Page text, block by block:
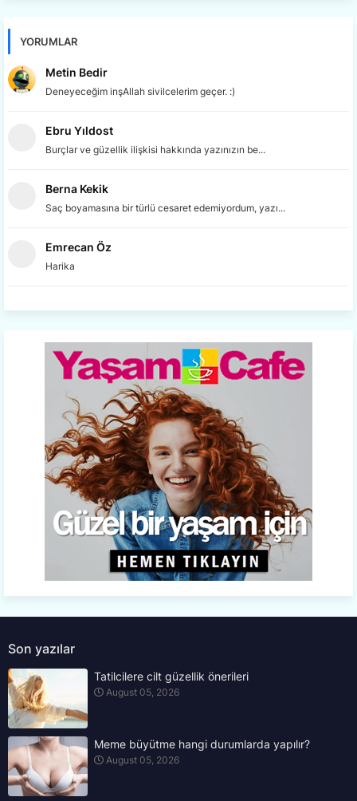
YORUMLAR
Metin Bedir
Deneyeceğim inşAllah sivilcelerim geçer. :)
Ebru Yıldost
Burçlar ve güzellik ilişkisi hakkında yazınızın be...
Berna Kekik
Saç boyamasına bir türlü cesaret edemiyordum, yazı...
Emrecan Öz
Harika
Son yazılar
Tatilcilere cilt güzellik önerileri
August 05, 2026
Meme büyütme hangi durumlarda yapılır?
August 05, 2026